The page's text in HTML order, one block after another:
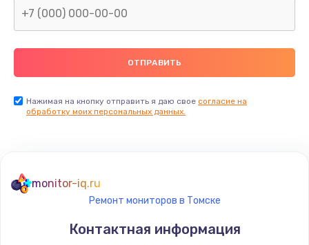
2600 руб.
Замена видеочипа
Ремонт разъема питания
745 руб.
Заказать
Нажимая на кнопку отправить я даю свое согласие на
обработку моих персональных данных.
monitor-iq.ru
Ремонт мониторов в Томске
Контактная информация